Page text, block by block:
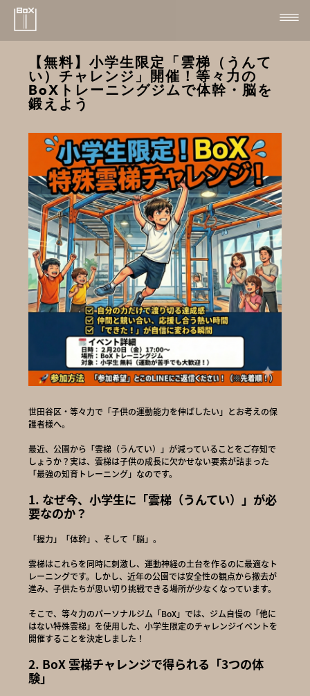
【無料】小学生限定「雲梯（うんて
い）チャレンジ」開催！等々力の
BoXトレーニングジムで体幹・脳を
鍛えよう
世田谷区・等々力で「子供の運動能力を伸ばしたい」とお考えの保
護者様へ。
最近、公園から「雲梯（うんてい）」が減っていることをご存知で
しょうか？実は、雲梯は子供の成長に欠かせない要素が詰まった
「最強の知育トレーニング」なのです。
1. なぜ今、小学生に「雲梯（うんてい）」が必
要なのか？
「握力」「体幹」、そして「脳」。
雲梯はこれらを同時に刺激し、運動神経の土台を作るのに最適なト
レーニングです。しかし、近年の公園では安全性の観点から撤去が
進み、子供たちが思い切り挑戦できる場所が少なくなっています。
そこで、等々力のパーソナルジム「BoX」では、ジム自慢の「他に
はない特殊雲梯」を使用した、小学生限定のチャレンジイベントを
開催することを決定しました！
2. BoX 雲梯チャレンジで得られる「3つの体
験」